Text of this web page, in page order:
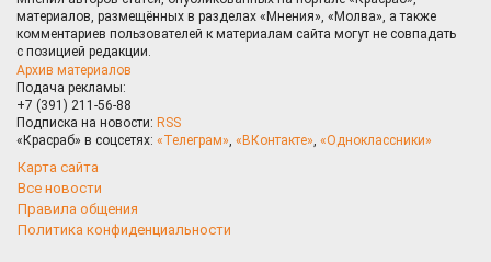
материалов, размещённых в разделах «Мнения», «Молва», а также
комментариев пользователей к материалам сайта могут не совпадать
с позицией редакции.
Архив материалов
Подача рекламы:
+7 (391) 211-56-88
Подписка на новости: RSS
«Красраб» в соцсетях: «Телеграм», «ВКонтакте», «Одноклассники»
Карта сайта
Все новости
Правила общения
Политика конфиденциальности